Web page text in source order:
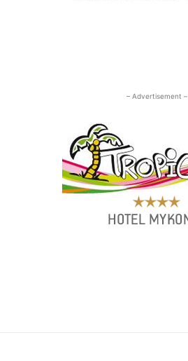
– Advertisement –